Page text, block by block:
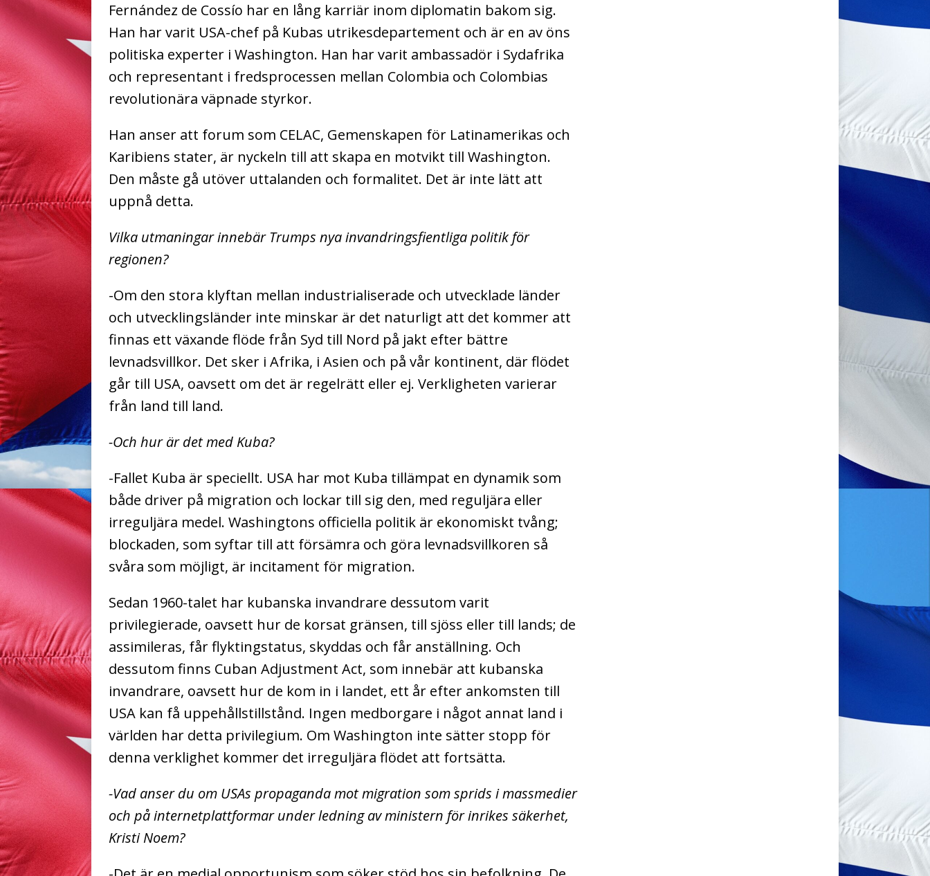
Fernández de Cossío har en lång karriär inom diplomatin bakom sig.
Han har varit USA-chef på Kubas utrikesdepartement och är en av öns
politiska experter i Washington. Han har varit ambassadör i Sydafrika
och representant i fredsprocessen mellan Colombia och Colombias
revolutionära väpnade styrkor.
Han anser att forum som CELAC, Gemenskapen för Latinamerikas och
Karibiens stater, är nyckeln till att skapa en motvikt till Washington.
Den måste gå utöver uttalanden och formalitet. Det är inte lätt att
uppnå detta.
Vilka utmaningar innebär Trumps nya invandringsfientliga politik för
regionen?
-Om den stora klyftan mellan industrialiserade och utvecklade länder
och utvecklingsländer inte minskar är det naturligt att det kommer att
finnas ett växande flöde från Syd till Nord på jakt efter bättre
levnadsvillkor. Det sker i Afrika, i Asien och på vår kontinent, där flödet
går till USA, oavsett om det är regelrätt eller ej. Verkligheten varierar
från land till land.
-Och hur är det med Kuba?
-Fallet Kuba är speciellt. USA har mot Kuba tillämpat en dynamik som
både driver på migration och lockar till sig den, med reguljära eller
irreguljära medel. Washingtons officiella politik är ekonomiskt tvång;
blockaden, som syftar till att försämra och göra levnadsvillkoren så
svåra som möjligt, är incitament för migration.
Sedan 1960-talet har kubanska invandrare dessutom varit
privilegierade, oavsett hur de korsat gränsen, till sjöss eller till lands; de
assimileras, får flyktingstatus, skyddas och får anställning. Och
dessutom finns Cuban Adjustment Act, som innebär att kubanska
invandrare, oavsett hur de kom in i landet, ett år efter ankomsten till
USA kan få uppehållstillstånd. Ingen medborgare i något annat land i
världen har detta privilegium. Om Washington inte sätter stopp för
denna verklighet kommer det irreguljära flödet att fortsätta.
-Vad anser du om USAs propaganda mot migration som sprids i massmedier
och på internetplattformar under ledning av ministern för inrikes säkerhet,
Kristi Noem?